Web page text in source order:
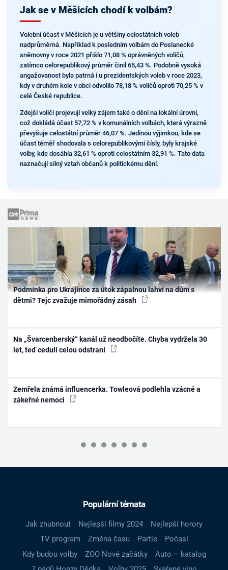
Jak se v Měšicích chodí k volbám?
Volební účast v Měšicích je u většiny celostátních voleb
nadprůměrná. Například k posledním volbám do Poslanecké
sněmovny v roce 2021 přišlo 71,08 % oprávněných voličů,
zatímco celorepublikový průměr činil 65,43 %. Podobně vysoká
angažovanost byla patrná i u prezidentských voleb v roce 2023,
kdy v druhém kole v obci odvolilo 78,18 % voličů oproti 70,25 % v
celé České republice.
Zdejší voliči projevují velký zájem také o dění na lokální úrovni,
což dokládá účast 57,72 % v komunálních volbách, která výrazně
převyšuje celostátní průměr 46,07 %. Jedinou výjimkou, kde se
účast téměř shodovala s celorepublikovými čísly, byly krajské
volby, kde dosáhla 32,61 % oproti celostátním 32,91 %. Tato data
naznačují silný vztah občanů k politickému dění.
Podmínka pro Ukrajince za útok zápalnou lahví na dům s
dětmi? Tejc zvažuje mimořádný zásah
Na „Švarcenberský“ kanál už neodbočíte. Chyba vydržela 30
let, teď ceduli celou odstraní
Zemřela známá influencerka. Towleová podlehla vzácné a
zákeřné nemoci
Populární témata
Jak zhubnout Nejlepší filmy 2024
Nejlepší horory
TV program
Změna času Partie
Počasí
Kdy budou volby
ZOO Nové začátky
Auto – katalog